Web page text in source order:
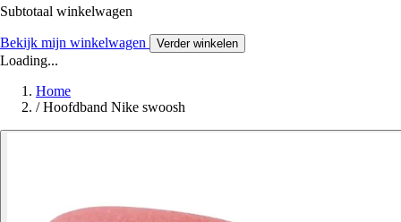
Subtotaal winkelwagen
Bekijk mijn winkelwagen Verder winkelen
Loading...
Home
/ Hoofdband Nike swoosh